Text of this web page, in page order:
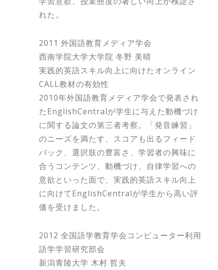
れた。
2011 外国語教育メディア学会
西南学院大学大学院 冬野 美晴
実践的英語スキル向上に向けたオンライン
CALL教材の有効性
2010年外国語教育メディア学会で発表され
たEnglishCentralが学生に与えた動機づけ
に関する論文の第三者考察。「発音練習」
のニーズを満たす、スコアも出るフィード
バック、選択肢の豊富さ、学習者の興味に
合うコンテンツ、動機づけ、自律学習への
意欲といった面で、実践的英語スキル向上
に向けてEnglishCentralが学生から高い評
価を受けました。
2012 全国語学教育学会コンピューター利用
語学学習研究部会
新潟青陵大学 木村 哲夫